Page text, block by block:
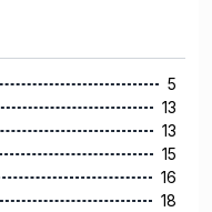
5
13
13
15
16
18